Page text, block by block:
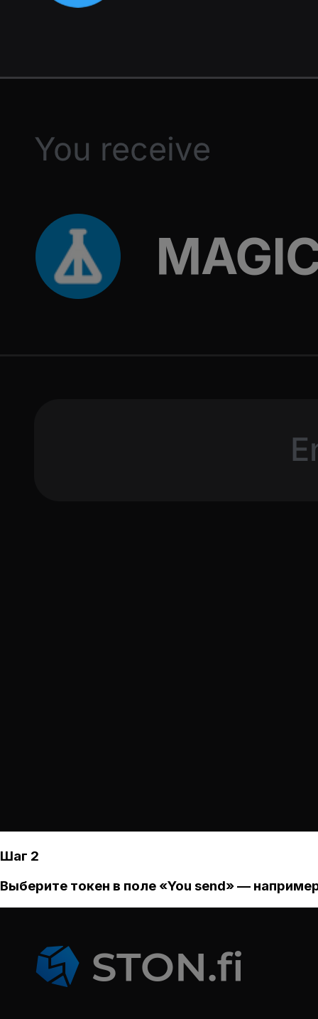
Шаг 2
Выберите токен в поле «You send» —